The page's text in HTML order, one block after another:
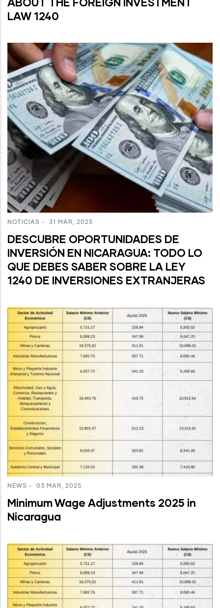
LAW 1240
NOTICIAS - 31 MAR, 2025
DESCUBRE OPORTUNIDADES DE
INVERSIÓN EN NICARAGUA: TODO LO
QUE DEBES SABER SOBRE LA LEY
1240 DE INVERSIONES EXTRANJERAS
NEWS - 03 MAR, 2025
Minimum Wage Adjustments 2025 in
Nicaragua